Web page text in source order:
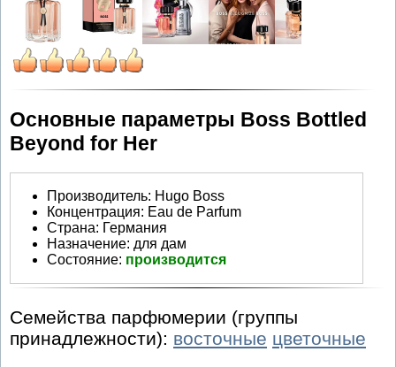
Основные параметры Boss Bottled
Beyond for Her
Производитель: Hugo Boss
Концентрация: Eau de Parfum
Страна: Германия
Назначение: для дам
Состояние: производится
Семейства парфюмерии (группы
принадлежности): восточные цветочные